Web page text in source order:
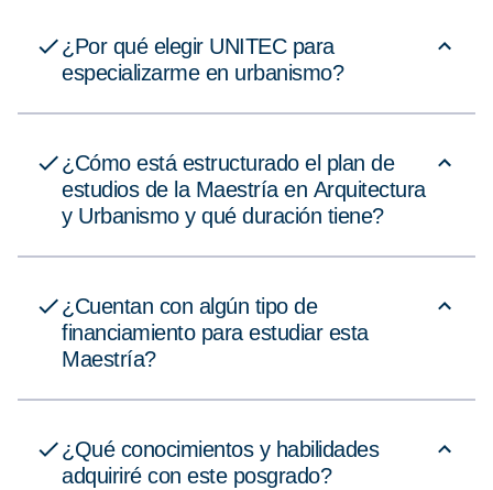
¿Por qué elegir UNITEC para
especializarme en urbanismo?
¿Cómo está estructurado el plan de
estudios de la Maestría en Arquitectura
y Urbanismo y qué duración tiene?
¿Cuentan con algún tipo de
financiamiento para estudiar esta
Maestría?
¿Qué conocimientos y habilidades
adquiriré con este posgrado?